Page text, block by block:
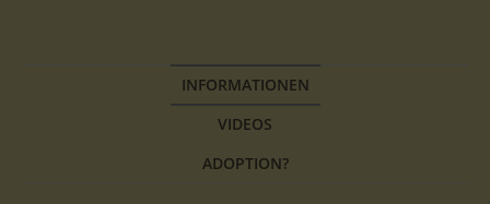
INFORMATIONEN
VIDEOS
ADOPTION?